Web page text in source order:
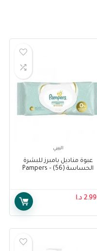
البيبي
عبوة مناديل بامبرز للبشرة
الحساسة (56) – Pampers
2.99 د.ا